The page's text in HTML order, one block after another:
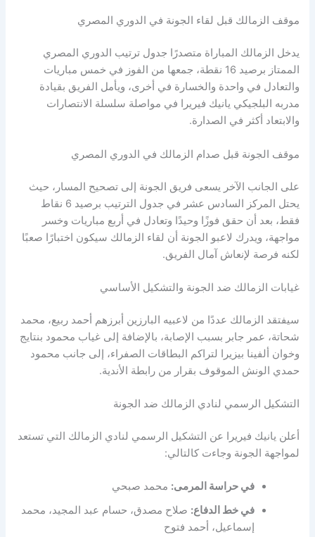
موقف الزمالك قبل لقاء الجونة في الدوري المصري
يدخل الزمالك المباراة متصدرًا جدول ترتيب الدوري المصري
الممتاز برصيد 16 نقطة، جمعها من الفوز في خمس مباريات
والتعادل في واحدة والخسارة في أخرى، ويأمل الفريق بقيادة
مدربه البلجيكي يانيك فيريرا في مواصلة سلسلة الانتصارات
والابتعاد أكثر في الصدارة.
موقف الجونة قبل صدام الزمالك في الدوري المصري
على الجانب الآخر يسعى فريق الجونة إلى تصحيح المسار، حيث
يحتل المركز السادس عشر في جدول الترتيب برصيد 6 نقاط
فقط، بعد أن حقق فوزًا وحيدًا وتعادل في أربع مباريات وخسر
مواجهة، ويدرك لاعبو الجونة أن لقاء الزمالك سيكون اختبارًا صعبًا
لكنه فرصة لإنعاش آمال الفريق.
غيابات الزمالك ضد الجونة والتشكيل الأساسي
سيفتقد الزمالك عددًا من لاعبيه البارزين أبرزهم أحمد ربيع، محمد
شحاتة، عمر جابر بسبب الإصابة، بالإضافة إلى غياب محمود بنتايج
وخوان ألفينا بيزيرا لتراكم البطاقات الصفراء، إلى جانب محمود
حمدي الونش الموقوف بقرار من رابطة الأندية.
التشكيل الرسمي لنادي الزمالك ضد الجونة
أعلن يانيك فيريرا عن التشكيل الرسمي لنادي الزمالك التي تستعد
لمواجهة الجونة وجاءت كالتالي:
في حراسة المرمى: محمد صبحي
في خط الدفاع: صلاح مصدق، حسام عبد المجيد، محمد
إسماعيل، أحمد فتوح